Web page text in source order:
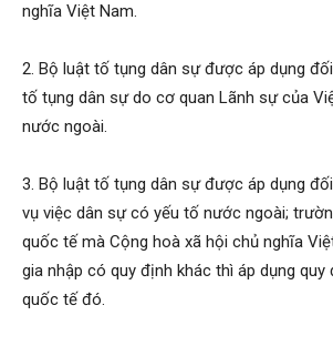
nghĩa Việt Nam.
2. Bộ luật tố tụng dân sự được áp dụng
tố tụng dân sự do cơ quan Lãnh sự của
nước ngoài.
3. Bộ luật tố tụng dân sự được áp dụng
vụ việc dân sự có yếu tố nước ngoài;
quốc tế mà Cộng hoà xã hội chủ nghĩa
gia nhập có quy định khác thì áp dụng
quốc tế đó.